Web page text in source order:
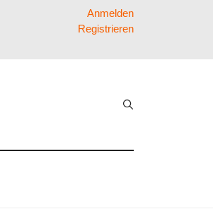
Anmelden
Registrieren